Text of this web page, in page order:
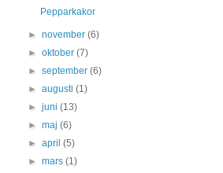
Pepparkakor
►november(6)
►oktober(7)
►september(6)
►augusti(1)
►juni(13)
►maj(6)
►april(5)
►mars(1)